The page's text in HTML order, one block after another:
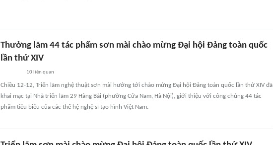
Thưởng lãm 44 tác phẩm sơn mài chào mừng Đại hội Đảng toàn quốc
lần thứ XIV
10liên quan
Chiều 12-12, Triển lãm nghệ thuật sơn mài hướng tới chào mừng Đại hội Đảng toàn quốc lần thứ XIV đã
khai mạc tại Nhà triển lãm 29 Hàng Bài (phường Cửa Nam, Hà Nội), giới thiệu với công chúng 44 tác
phẩm tiêu biểu của các thế hệ nghệ sĩ tạo hình Việt Nam.